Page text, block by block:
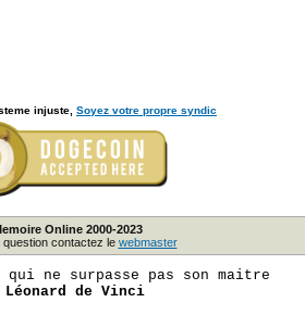
injuste, Soyez votre propre syndic
Online 2000-2023
question contactez le webmaster
ne surpasse pas son maitre
Léonard de Vinci